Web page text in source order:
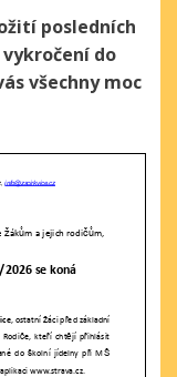
posledních
do
všechny moc